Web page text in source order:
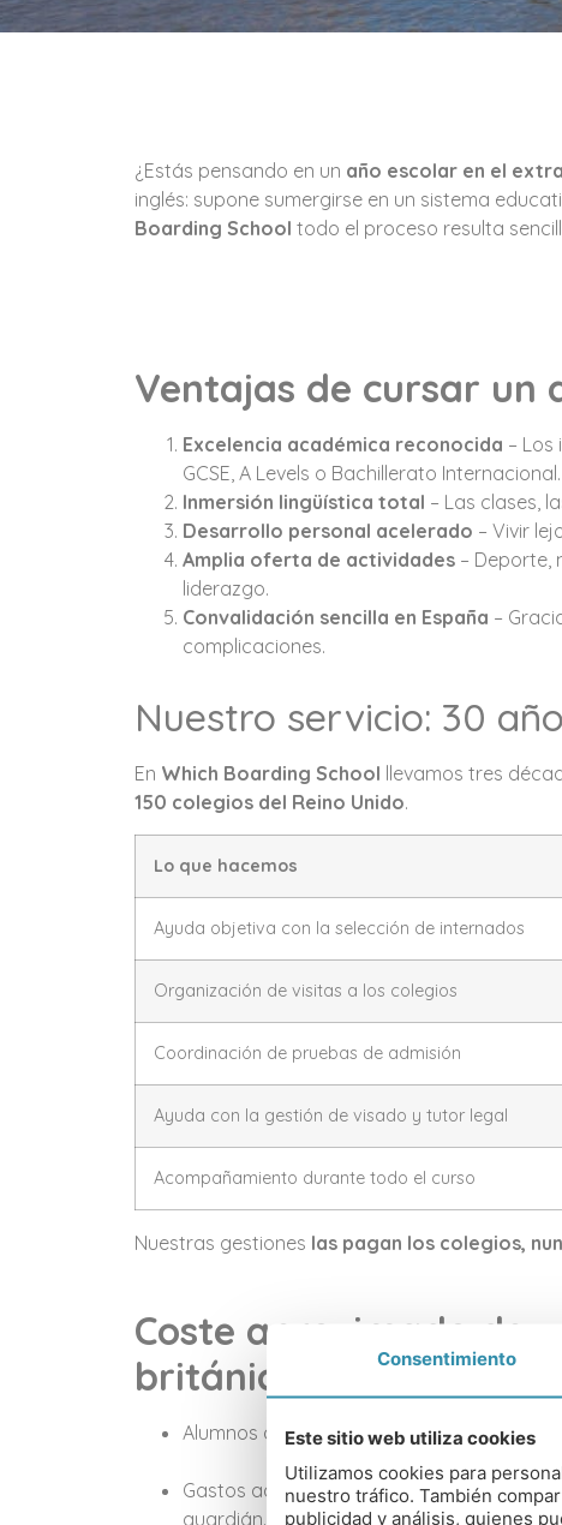
¿Estás pensando en un año escolar en el
inglés: supone sumergirse en un sistema
Boarding School todo el proceso resulta
Ventajas de cursar un
Excelencia académica reconocida –
GCSE, A Levels o Bachillerato Internacional.
Inmersión lingüística total – Las clases,
Desarrollo personal acelerado – Vivir
Amplia oferta de actividades – Deporte,
liderazgo.
Convalidación sencilla en España –
complicaciones.
Nuestro servicio: 30
En Which Boarding School llevamos tres
150 colegios del Reino Unido.
Lo que hacemos
Ayuda objetiva con la selección de internados
Organización de visitas a los colegios
Coordinación de pruebas de admisión
Ayuda con la gestión de visado y tutor legal
Acompañamiento durante todo el curso
Nuestras gestiones las pagan los colegios,
Coste aproximado de
británico
Alumnos de 11 a 18 años:£13 000 – £18
Gastos adicionales: uniformes,
guardián.
Consentimiento
Este sitio web utiliza cookies
Utilizamos cookies para
nuestro tráfico. También
publicidad y análisis, quienes